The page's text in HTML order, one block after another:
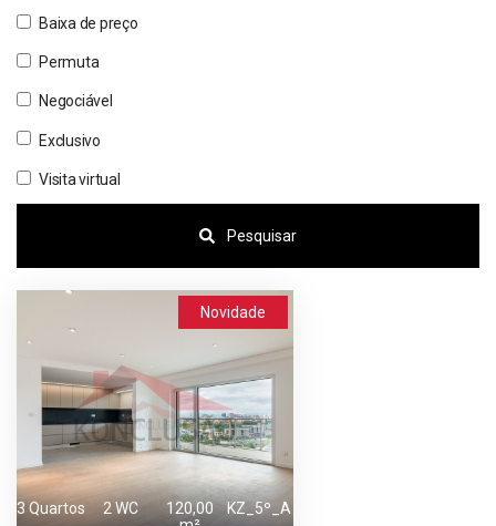
Baixa de preço
Permuta
Negociável
Exclusivo
Visita virtual
Pesquisar
Novidade
3 Quartos 2 WC
120,00
KZ_5º_A